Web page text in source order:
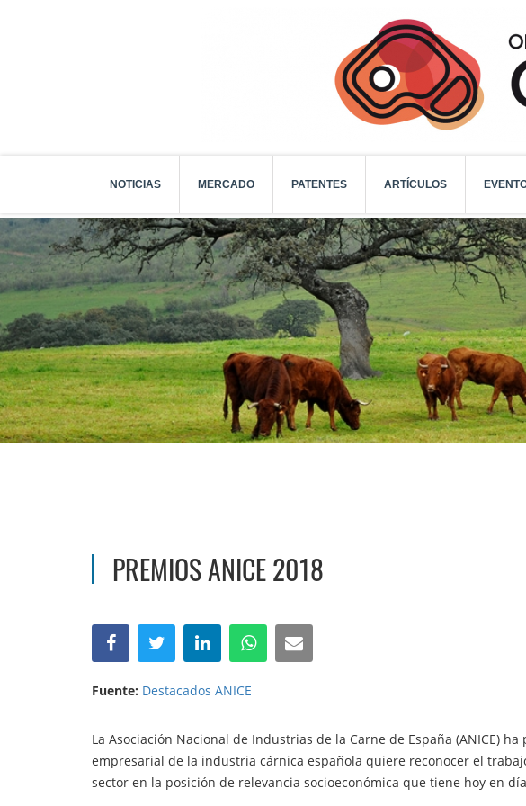
NOTICIAS MERCADO PATENTES ARTÍCULOS
PREMIOS ANICE 2018
Fuente: Destacados ANICE
La Asociación Nacional de Industrias de la Carne de España (ANICE)
empresarial de la industria cárnica española quiere reconocer el
sector en la posición de relevancia socioeconómica que tiene hoy en